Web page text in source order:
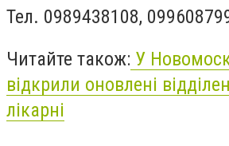
Тел. 0989438108,
Читайте також: У
відкрили оновлені
лікарні